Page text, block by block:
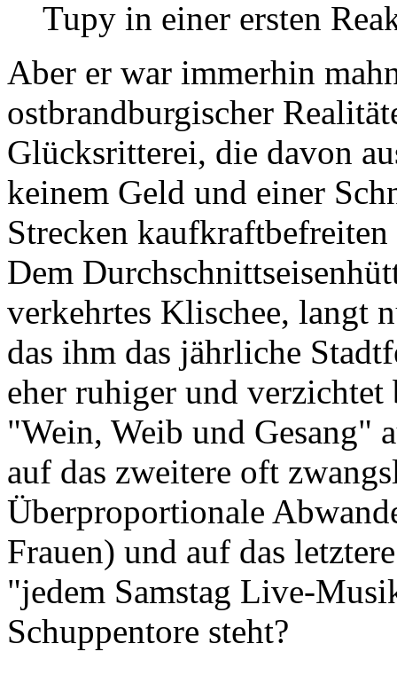
Tupy in einer ersten
Aber er war immerhin
ostbrandburgischer
Glücksritterei, die davon
keinem Geld und einer
Strecken
Dem
verkehrtes Klischee, langt
das ihm das jährliche
eher ruhiger und
"Wein, Weib und Gesang"
auf das zweitere oft
Überproportionale
Frauen) und auf das
"jedem Samstag Live-
Schuppentore steht?